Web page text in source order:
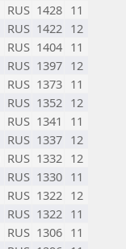
RUS 1428 11
RUS 1422 12
RUS 1404 11
RUS 1397 12
RUS 1373 11
RUS 1352 12
RUS 1341
11
RUS 1337 12
RUS 1332 12
RUS 1330 11
RUS 1322 12
RUS 1322 11
RUS 1306 11